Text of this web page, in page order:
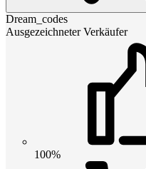
Dream_codes
Ausgezeichneter Verkäufer
100%